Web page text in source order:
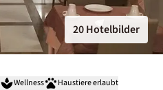
20 Hotelbilder
Wellness Haustiere erlaubt